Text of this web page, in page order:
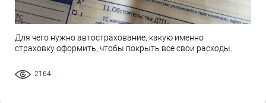
Для чего нужно автострахование, какую именно
страховку оформить, чтобы покрыть все свои расходы.
2164